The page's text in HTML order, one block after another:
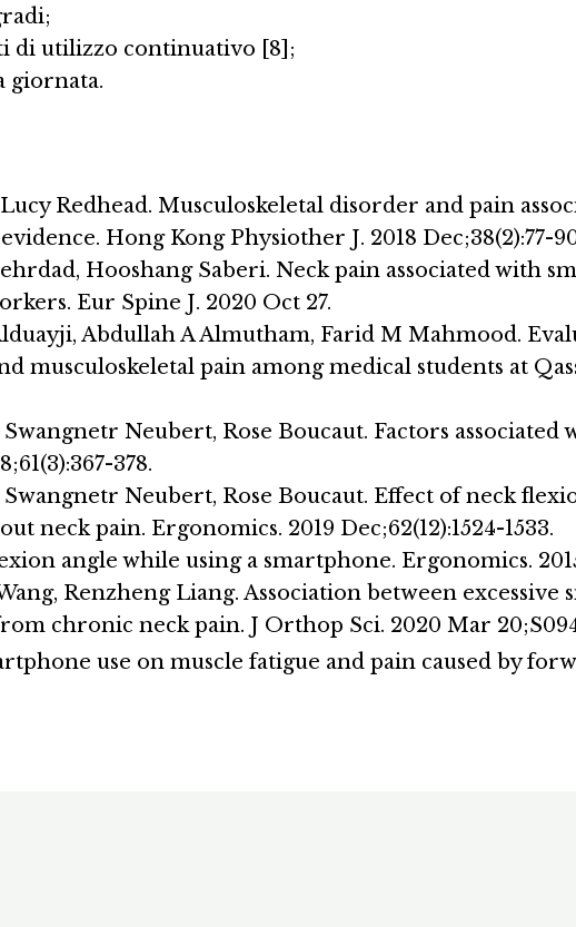
di utilizzo continuativo [8];
giornata.
Redhead. Musculoskeletal disorder and pain
Hong Kong Physiother J. 2018 Dec;38(2):77-
Hooshang Saberi. Neck pain associated with
Eur Spine J. 2020 Oct 27.
Abdullah A Almutham, Farid M Mahmood.
pain among medical students at
Neubert, Rose Boucaut. Factors associated
378.
Neubert, Rose Boucaut. Effect of neck
neck pain. Ergonomics. 2019 Dec;62(12):1524-1533.
angle while using a smartphone. Ergonomics.
Renzheng Liang. Association between excessive
chronic neck pain. J Orthop Sci. 2020 Mar
use on muscle fatigue and pain caused by